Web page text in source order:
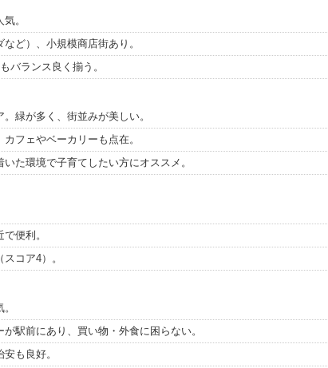
。
ど）、小規模商店街あり。
バランス良く揃う。
緑が多く、街並みが美しい。
フェやベーカリーも点在。
た環境で子育てしたい方にオススメ。
便利。
コア4）。
駅前にあり、買い物・外食に困らない。
も良好。